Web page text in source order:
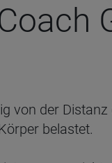
von der
belastet.